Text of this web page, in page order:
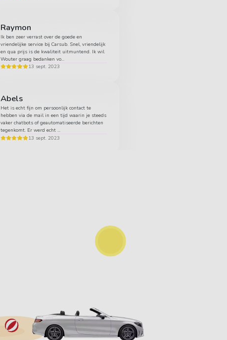
Raymon
Ik ben zeer verrast over de goede en
vriendelijke service bij Carsub. Snel, vriendelijk
en qua prijs is de kwaliteit uitmuntend. Ik wil
Wouter graag bedanken vo...
13 sept. 2023
Abels
Het is echt fijn om persoonlijk contact te
hebben via de mail in een tijd waarin je steeds
vaker chatbots of geautomatiseerde berichten
tegenkomt. Er werd echt ...
13 sept. 2023